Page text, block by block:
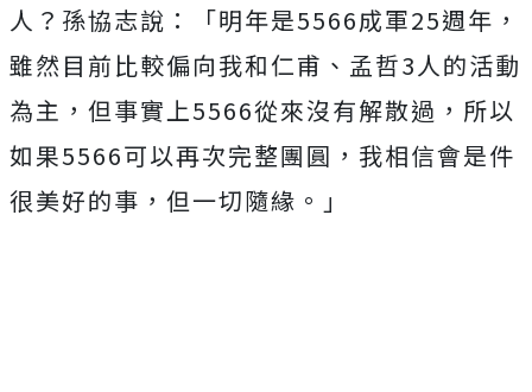
人？孫協志說：「明年是5566成軍25週年，
雖然目前比較偏向我和仁甫、孟哲3 人的活動
為主，但事實上5566從來沒有解散過，所以
如果5566可以再次完整團圓，我相信會是件
很美好的事，但一切隨緣。」